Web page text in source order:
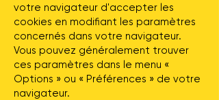
votre navigateur d'accepter les
cookies en modifiant les paramètres
concernés dans votre navigateur.
Vous pouvez généralement trouver
ces paramètres dans le menu «
Options » ou « Préférences » de votre
navigateur.